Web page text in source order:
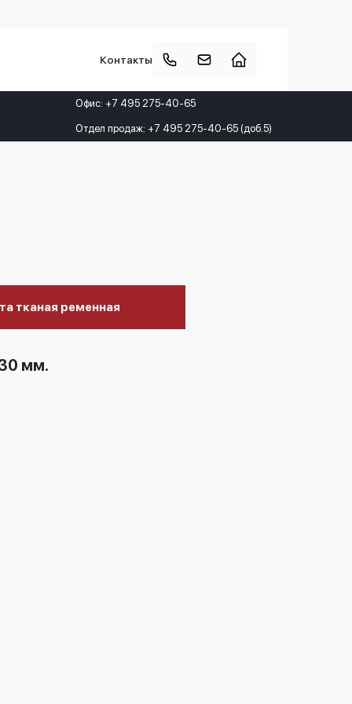
Контакты
Офис: +7 495 275-40-65
Отдел продаж: +7 495 275-40-65 (доб.5)
тканая ременная
мм.